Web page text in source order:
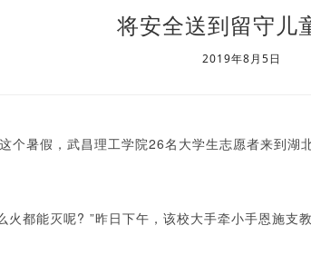
将安全送到留守儿
2019年8月5日
暑假，武昌理工学院26名大学生志愿者来到湖
都能灭呢? ”昨日下午，该校大手牵小手恩施